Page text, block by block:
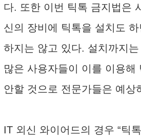
다. 또한 이번 틱톡 금지법은
신의 장비에 틱톡을 설치도
하지는 않고 있다. 설치까지
많은 사용자들이 이를 이용해
안할 것으로 전문가들은 예상
IT 외신 와이어드의 경우 “틱